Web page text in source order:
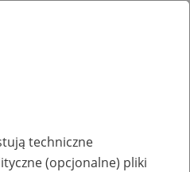
techniczne
(opcjonalne) pliki